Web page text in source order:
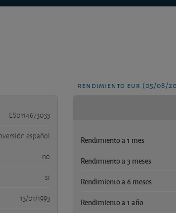
ES0114673033
español
no
si
13/01/1993
rendimiento eur (05/08/
Rendimiento a 1 mes
Rendimiento a 3 meses
Rendimiento a 6 meses
Rendimiento a 1 año